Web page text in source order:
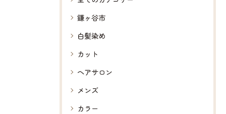
鎌ヶ谷市
白髪染め
カット
ヘアサロン
メンズ
カラー